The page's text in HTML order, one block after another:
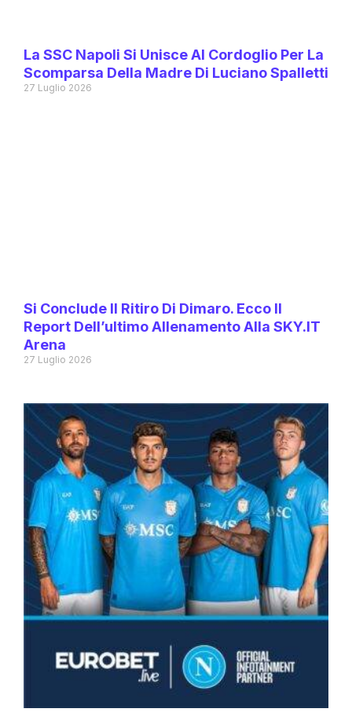
La SSC Napoli Si Unisce Al Cordoglio Per La
Scomparsa Della Madre Di Luciano Spalletti
27 Luglio 2026
Si Conclude Il Ritiro Di Dimaro. Ecco Il
Report Dell’ultimo Allenamento Alla SKY.IT
Arena
27 Luglio 2026